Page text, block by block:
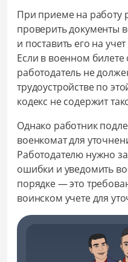
При приеме на работу
проверить документы
и поставить его на
Если в военном
работодатель не
трудоустройстве по
кодекс не содержит
Однако работник
военкомат для
Работодателю нужно
ошибки и уведомить
порядке — это
воинском учете для